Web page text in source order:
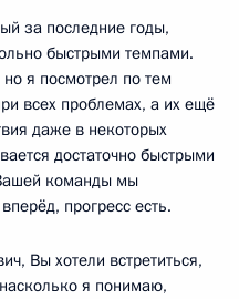
за последние годы,
быстрыми темпами.
я посмотрел по тем
всех проблемах, а их ещё
даже в некоторых
достаточно быстрыми
команды мы
прогресс есть.
Вы хотели встретиться,
я понимаю,